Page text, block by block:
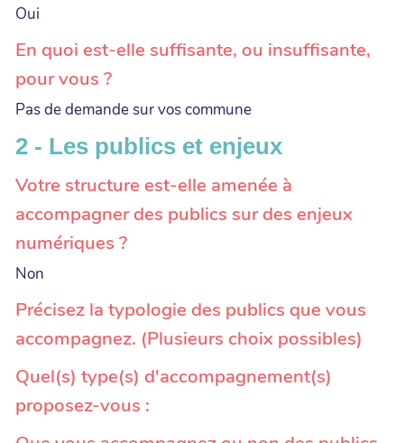
Oui
En quoi est-elle suffisante, ou insuffisante,
pour vous ?
Pas de demande sur vos commune
2 - Les publics et enjeux
Votre structure est-elle amenée à
accompagner des publics sur des enjeux
numériques ?
Non
Précisez la typologie des publics que vous
accompagnez. (Plusieurs choix possibles)
Quel(s) type(s) d'accompagnement(s)
proposez-vous :